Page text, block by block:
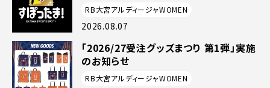
RB大宮アルディージャWOMEN
2026.08.07
「2026/27受注グッズまつり 第1弾」実施
のお知らせ
RB大宮アルディージャWOMEN